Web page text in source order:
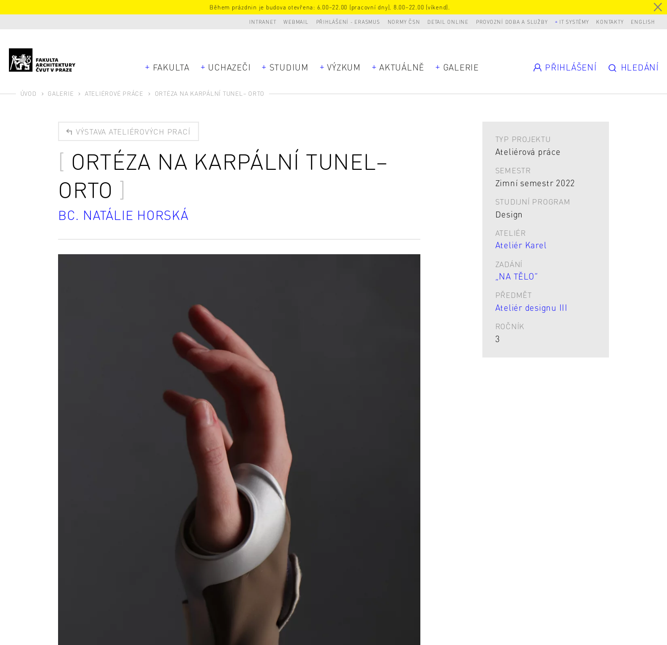
Během prázdnin je budova otevřena: 6.00–22.00 (pracovní dny), 8.00–22.00 (víkend).
INTRANET WEBMAIL PŘIHLÁŠENÍ - ERASMUS NORMY ČSN DETAIL ONLINE PROVOZNÍ DOBA A SLUŽBY IT SYSTÉMY KONTAKTY ENGLISH
FAKULTA UCHAZEČI STUDIUM VÝZKUM AKTUÁLNĚ GALERIE PŘIHLÁŠENÍ HLEDÁNÍ
ÚVOD GALERIE ATELIÉROVÉ PRÁCE ORTÉZA NA KARPÁLNÍ TUNEL– ORTO
VÝSTAVA ATELIÉROVÝCH PRACÍ
ORTÉZA NA KARPÁLNÍ TUNEL–
ORTO
BC. NATÁLIE HORSKÁ
TYP PROJEKTU
Ateliérová práce
SEMESTR
Zimní semestr 2022
STUDIJNÍ PROGRAM
Design
ATELIÉR
Ateliér Karel
ZADÁNÍ
„NA TĚLO“
PŘEDMĚT
Ateliér designu III
ROČNÍK
3